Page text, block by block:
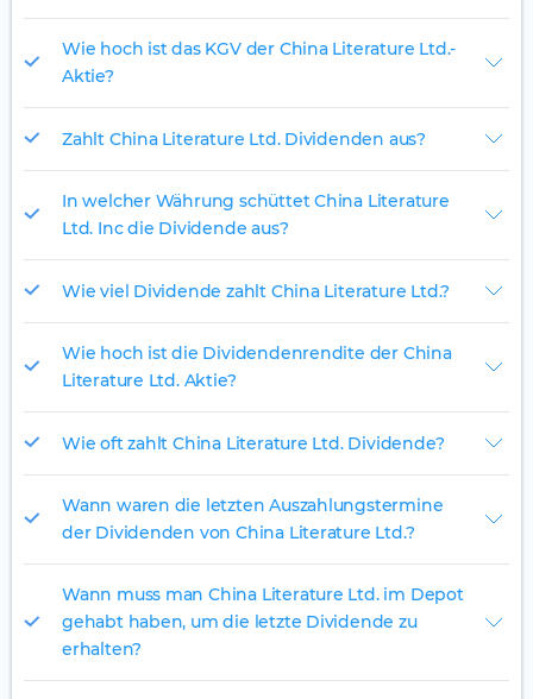
Wie hoch ist das KGV der China Literature Ltd.-
Aktie?
Zahlt China Literature Ltd. Dividenden aus?
In welcher Währung schüttet China Literature
Ltd. Inc die Dividende aus?
Wie viel Dividende zahlt China Literature Ltd.?
Wie hoch ist die Dividendenrendite der China
Literature Ltd. Aktie?
Wie oft zahlt China Literature Ltd. Dividende?
Wann waren die letzten Auszahlungstermine
der Dividenden von China Literature Ltd.?
Wann muss man China Literature Ltd. im Depot
gehabt haben, um die letzte Dividende zu
erhalten?